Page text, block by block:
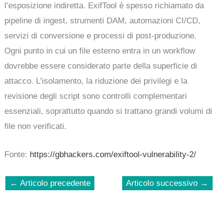
l’esposizione indiretta. ExifTool è spesso richiamato da
pipeline di ingest, strumenti DAM, automazioni CI/CD,
servizi di conversione e processi di post-produzione.
Ogni punto in cui un file esterno entra in un workflow
dovrebbe essere considerato parte della superficie di
attacco. L’isolamento, la riduzione dei privilegi e la
revisione degli script sono controlli complementari
essenziali, soprattutto quando si trattano grandi volumi di
file non verificati.
Fonte: https://gbhackers.com/exiftool-vulnerability-2/
← Articolo precedente Articolo successivo →